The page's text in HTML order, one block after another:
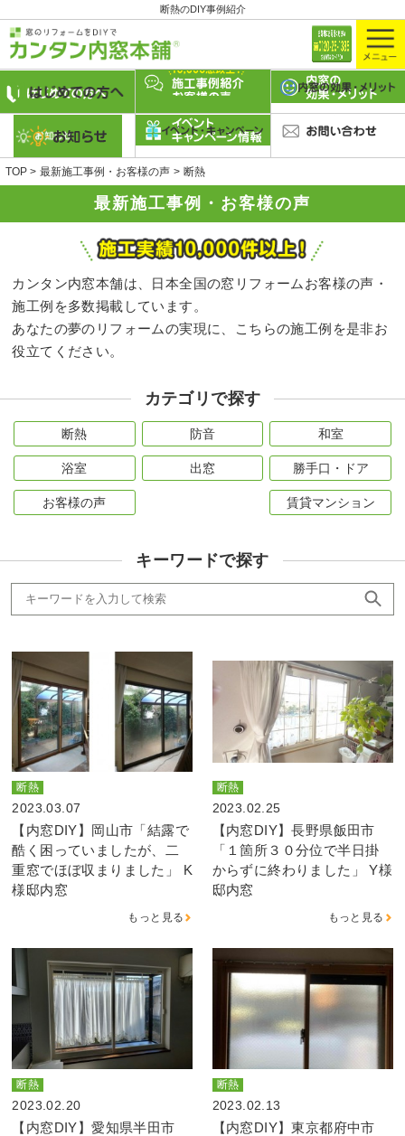
断熱のDIY事例紹介
最新施工事例・お客様の声
TOP 最新施工事例・お客様の声 断熱
カンタン内窓本舗は、日本全国の窓リフォームお客様の声・
施工例を多数掲載しています。
あなたの夢のリフォームの実現に、こちらの施工例を是非お
役立てください。
カテゴリで探す
断熱 防音 和室
浴室 出窓 勝手口・ドア
お客様の声 賃貸マンション
キーワードで探す
断熱
2023.03.07
【内窓DIY】岡山市「結露で
酷く困っていましたが、二
重窓でほぼ収まりました」 K
様邸内窓
もっと見る
断熱
2023.02.25
【内窓DIY】長野県飯田市
「１箇所３０分位で半日掛
からずに終わりました」 Y様
邸内窓
もっと見る
断熱
2023.02.20
【内窓DIY】愛知県半田市
断熱
2023.02.13
【内窓DIY】東京都府中市